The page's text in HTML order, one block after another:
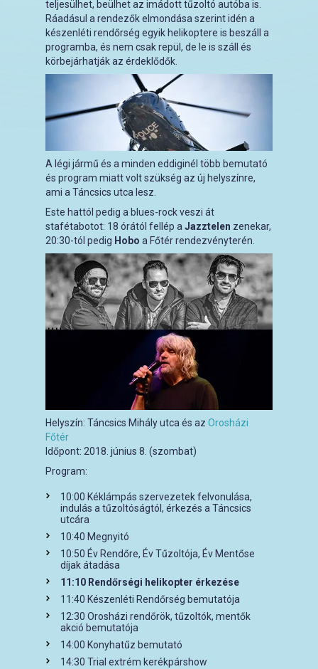
teljesülhet, beülhet az imádott tűzoltó autóba is.
Ráadásul a rendezők elmondása szerint idén a
készenléti rendőrség egyik helikoptere is beszáll a
programba, és nem csak repül, de le is száll és
körbejárhatják az érdeklődők.
A légi jármű és a minden eddiginél több bemutató
és program miatt volt szükség az új helyszínre,
ami a Táncsics utca lesz.
Este hattól pedig a blues-rock veszi át
stafétabotot: 18 órától fellép a Jazztelen zenekar,
20:30-tól pedig Hobo a Főtér rendezvényterén.
Helyszín: Táncsics Mihály utca és az Orosházi
Főtér
Időpont: 2018. június 8. (szombat)
Program:
10:00 Kéklámpás szervezetek felvonulása,
indulás a tűzoltóságtól, érkezés a Táncsics
utcára
10:40 Megnyitó
10:50 Év Rendőre, Év Tűzoltója, Év Mentőse
díjak átadása
11:10 Rendőrségi helikopter érkezése
11:40 Készenléti Rendőrség bemutatója
12:30 Orosházi rendőrök, tűzoltók, mentők
akció bemutatója
14:00 Konyhatűz bemutató
14:30 Trial extrém kerékpárshow